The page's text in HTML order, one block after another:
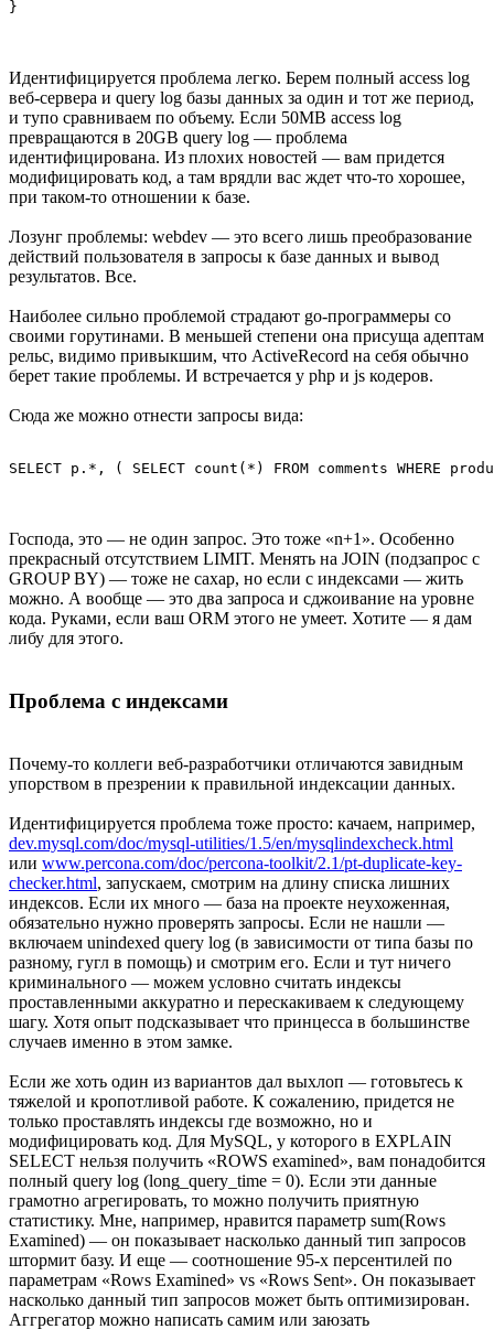
Идентифицируется проблема легко. Берем полный access log
веб-сервера и query log базы данных за один и тот же период,
и тупо сравниваем по объему. Если 50MB access log
превращаются в 20GB query log — проблема
идентифицирована. Из плохих новостей — вам придется
модифицировать код, а там врядли вас ждет что-то хорошее,
при таком-то отношении к базе.
Лозунг проблемы: webdev — это всего лишь преобразование
действий пользователя в запросы к базе данных и вывод
результатов. Все.
Наиболее сильно проблемой страдают go-программеры со
своими горутинами. В меньшей степени она присуща адептам
рельс, видимо привыкшим, что ActiveRecord на себя обычно
берет такие проблемы. И встречается у php и js кодеров.
Сюда же можно отнести запросы вида:
Господа, это — не один запрос. Это тоже «n+1». Особенно
прекрасный отсутствием LIMIT. Менять на JOIN (подзапрос с
GROUP BY) — тоже не сахар, но если с индексами — жить
можно. А вообще — это два запроса и сджоивание на уровне
кода. Руками, если ваш ORM этого не умеет. Хотите — я дам
либу для этого.
Проблема с индексами
Почему-то коллеги веб-разработчики отличаются завидным
упорством в презрении к правильной индексации данных.
Идентифицируется проблема тоже просто: качаем, например,
dev.mysql.com/doc/mysql-utilities/1.5/en/mysqlindexcheck.html
или www.percona.com/doc/percona-toolkit/2.1/pt-duplicate-key-
checker.html, запускаем, смотрим на длину списка лишних
индексов. Если их много — база на проекте неухоженная,
обязательно нужно проверять запросы. Если не нашли —
включаем unindexed query log (в зависимости от типа базы по
разному, гугл в помощь) и смотрим его. Если и тут ничего
криминального — можем условно считать индексы
проставленными аккуратно и перескакиваем к следующему
шагу. Хотя опыт подсказывает что принцесса в большинстве
случаев именно в этом замке.
Если же хоть один из вариантов дал выхлоп — готовьтесь к
тяжелой и кропотливой работе. К сожалению, придется не
только проставлять индексы где возможно, но и
модифицировать код. Для MySQL, у которого в EXPLAIN
SELECT нельзя получить «ROWS examined», вам понадобится
полный query log (long_query_time = 0). Если эти данные
грамотно агрегировать, то можно получить приятную
статистику. Мне, например, нравится параметр sum(Rows
Examined) — он показывает насколько данный тип запросов
штормит базу. И еще — соотношение 95-х персентилей по
параметрам «Rows Examined» vs «Rows Sent». Он показывает
насколько данный тип запросов может быть оптимизирован.
Аггрегатор можно написать самим или заюзать